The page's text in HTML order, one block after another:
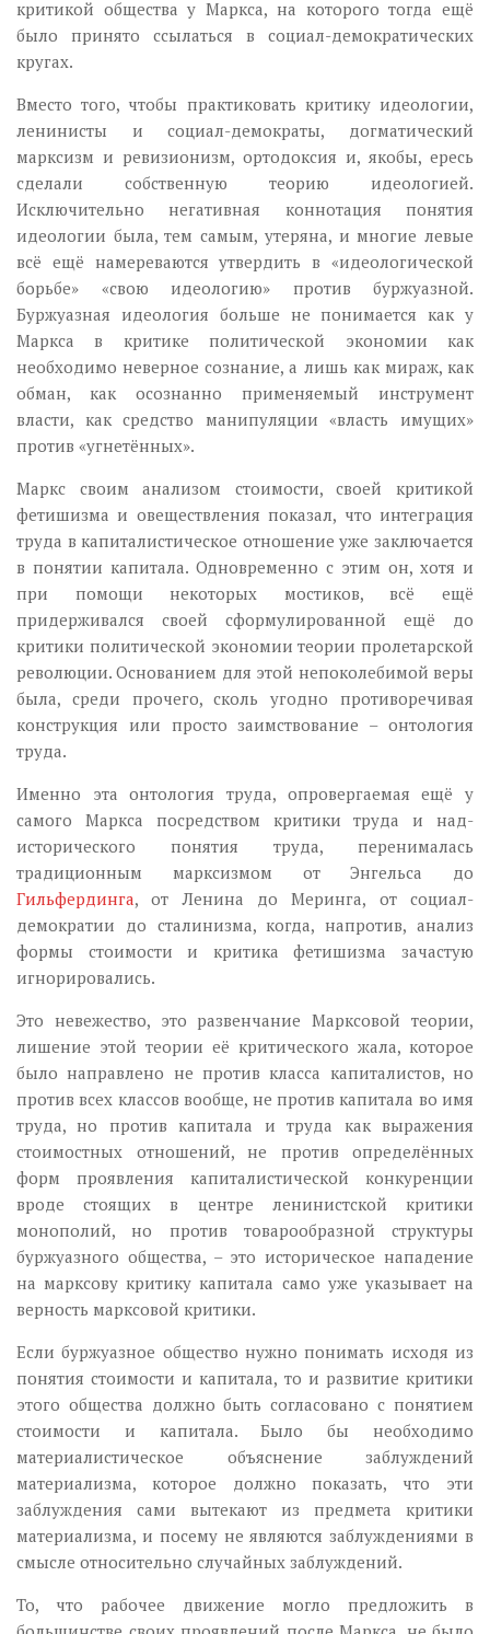
критикой общества у Маркса, на которого тогда ещё
было принято ссылаться в социал-демократических
кругах.
Вместо того, чтобы практиковать критику идеологии,
ленинисты и социал-демократы, догматический
марксизм и ревизионизм, ортодоксия и, якобы, ересь
сделали собственную теорию идеологией.
Исключительно негативная коннотация понятия
идеологии была, тем самым, утеряна, и многие левые
всё ещё намереваются утвердить в «идеологической
борьбе» «свою идеологию» против буржуазной.
Буржуазная идеология больше не понимается как у
Маркса в критике политической экономии как
необходимо неверное сознание, а лишь как мираж, как
обман, как осознанно применяемый инструмент
власти, как средство манипуляции «власть имущих»
против «угнетённых».
Маркс своим анализом стоимости, своей критикой
фетишизма и овеществления показал, что интеграция
труда в капиталистическое отношение уже заключается
в понятии капитала. Одновременно с этим он, хотя и
при помощи некоторых мостиков, всё ещё
придерживался своей сформулированной ещё до
критики политической экономии теории пролетарской
революции. Основанием для этой непоколебимой веры
была, среди прочего, сколь угодно противоречивая
конструкция или просто заимствование – онтология
труда.
Именно эта онтология труда, опровергаемая ещё у
самого Маркса посредством критики труда и над-
исторического понятия труда, перенималась
традиционным марксизмом от Энгельса до
Гильфердинга, от Ленина до Меринга, от социал-
демократии до сталинизма, когда, напротив, анализ
формы стоимости и критика фетишизма зачастую
игнорировались.
Это невежество, это развенчание Марксовой теории,
лишение этой теории её критического жала, которое
было направлено не против класса капиталистов, но
против всех классов вообще, не против капитала во имя
труда, но против капитала и труда как выражения
стоимостных отношений, не против определённых
форм проявления капиталистической конкуренции
вроде стоящих в центре ленинистской критики
монополий, но против товарообразной структуры
буржуазного общества, – это историческое нападение
на марксову критику капитала само уже указывает на
верность марксовой критики.
Если буржуазное общество нужно понимать исходя из
понятия стоимости и капитала, то и развитие критики
этого общества должно быть согласовано с понятием
стоимости и капитала. Было бы необходимо
материалистическое объяснение заблуждений
материализма, которое должно показать, что эти
заблуждения сами вытекают из предмета критики
материализма, и посему не являются заблуждениями в
смысле относительно случайных заблуждений.
То, что рабочее движение могло предложить в